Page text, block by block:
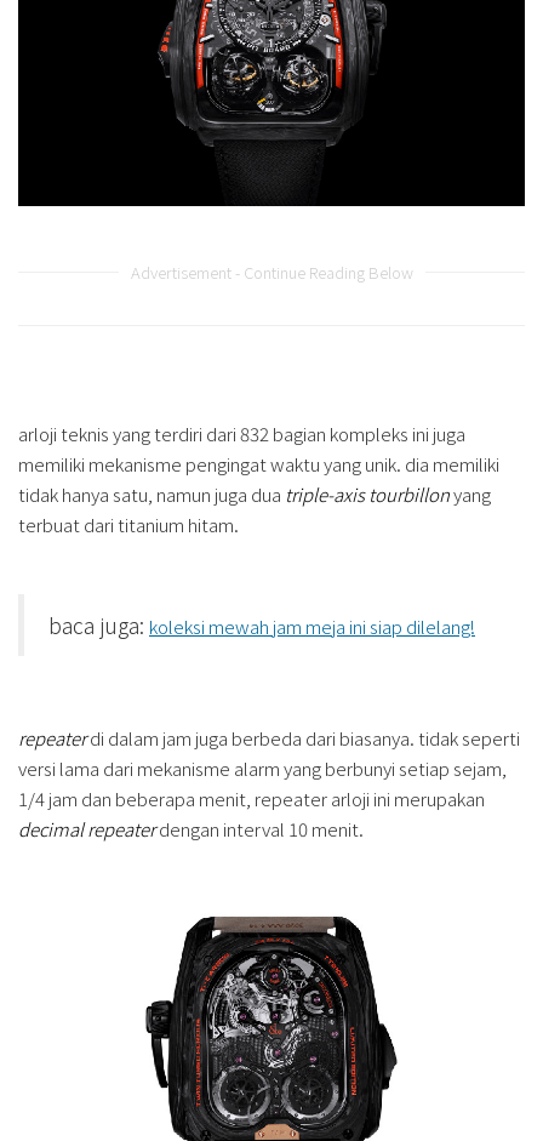
Advertisement - Continue Reading Below
arloji teknis yang terdiri dari 832 bagian kompleks ini juga
memiliki mekanisme pengingat waktu yang unik. dia memiliki
tidak hanya satu, namun juga dua triple-axis tourbillonyang
terbuat dari titanium hitam.
baca juga: koleksi mewah jam meja ini siap dilelang!
repeaterdi dalam jam juga berbeda dari biasanya. tidak seperti
versi lama dari mekanisme alarm yang berbunyi setiap sejam,
1/4 jam dan beberapa menit, repeater arloji ini merupakan
decimal repeaterdengan interval 10 menit.